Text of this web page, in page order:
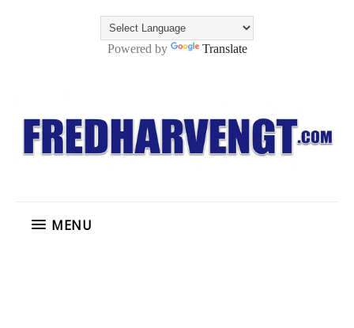
Powered by Translate
MENU